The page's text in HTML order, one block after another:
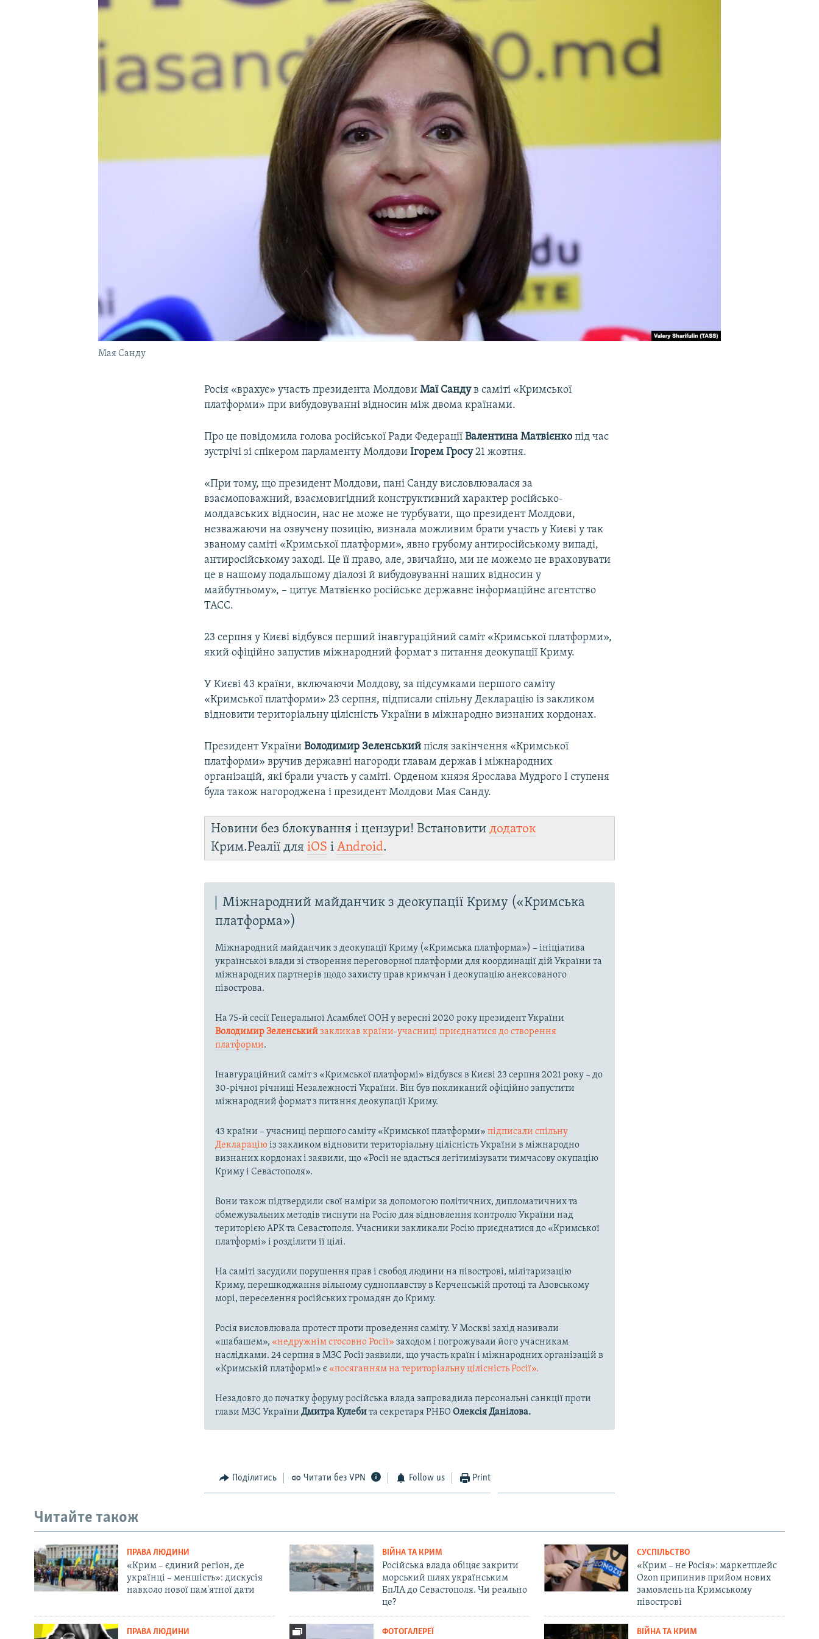
УКРАЇНСЬКА ПРОБЛЕМА КРИМУ
Мая Санду
Росія «врахує» участь президента МолдовиМаї Сандув саміті «Кримської
платформи» при вибудовуванні відносин між двома країнами.
Про це повідомила голова російської Ради ФедераціїВалентина Матвієнко під час
зустрічі зі спікером парламенту МолдовиІгорем Гросу21 жовтня.
«При тому, що президент Молдови, пані Санду висловлювалася за
взаємоповажний, взаємовигідний конструктивний характер російсько-
молдавських відносин, нас не може не турбувати, що президент Молдови,
незважаючи на озвучену позицію, визнала можливим брати участь у Києві у так
званому саміті «Кримської платформи», явно грубому антиросійському випаді,
антиросійському заході. Це її право, але, звичайно, ми не можемо не враховувати
це в нашому подальшому діалозі й вибудовуванні наших відносин у
майбутньому», – цитує Матвієнко російське державне інформаційне агентство
ТАСС.
23 серпня у Києві відбувся перший інавгураційний саміт «Кримської платформи»,
який офіційно запустив міжнародний формат з питання деокупації Криму.
У Києві 43 країни, включаючи Молдову, за підсумками першого саміту
«Кримської платформи» 23 серпня, підписали спільну Декларацію із закликом
відновити територіальну цілісність України в міжнародно визнаних кордонах.
Президент УкраїниВолодимир Зеленський після закінчення «Кримської
платформи» вручив державні нагороди главам держав і міжнародних
організацій, які брали участь у саміті. Орденом князя Ярослава Мудрого I ступеня
була також нагороджена і президент Молдови Мая Санду.
Новини без блокування і цензури! Встановитидодаток
Крим.Реалії дляiOS іAndroid.
Міжнародний майданчик з деокупації Криму («Кримська
платформа»)
Міжнародний майданчик з деокупації Криму («Кримська платформа») – ініціатива
української влади зі створення переговорної платформи для координації дій України та
міжнародних партнерів щодо захисту прав кримчан і деокупацію анексованого
півострова.
На 75-й сесії Генеральної Асамблеї ООН у вересні 2020 року президент України
Володимир Зеленськийзакликав країни-учасниці приєднатися до створення
платформи.
Інавгураційний саміт з «Кримської платформі» відбувся в Києві 23 серпня 2021 року – до
30-річної річниці Незалежності України. Він був покликаний офіційно запустити
міжнародний формат з питання деокупації Криму.
43 країни – учасниці першого саміту «Кримської платформи»підписали спільну
Деклараціюіз закликом відновити територіальну цілісність України в міжнародно
визнаних кордонах і заявили, що «Росії не вдасться легітимізувати тимчасову окупацію
Криму і Севастополя».
Вони також підтвердили свої наміри за допомогою політичних, дипломатичних та
обмежувальних методів тиснути на Росію для відновлення контролю України над
територією АРК та Севастополя. Учасники закликали Росію приєднатися до «Кримської
платформі» і розділити її цілі.
На саміті засудили порушення прав і свобод людини на півострові, мілітаризацію
Криму, перешкоджання вільному судноплавству в Керченській протоці та Азовському
морі, переселення російських громадян до Криму.
Росія висловлювала протест проти проведення саміту. У Москві захід називали
«шабашем», «недружнім стосовно Росії» заходом і погрожували його учасникам
наслідками. 24 серпня в МЗС Росії заявили, що участь країн і міжнародних організацій в
«Кримській платформі» є «посяганням на територіальну цілісність Росії».
Незадовго до початку форуму російська влада запровадила персональні санкції проти
глави МЗС УкраїниДмитра Кулебита секретаря РНБООлексія Данілова.
Поділитись Читати без VPN Follow us Print
Читайте також
ПРАВА ЛЮДИНИ
«Крим – єдиний регіон, де
українці – меншість»: дискусія
навколо нової пам'ятної дати
ВІЙНА ТА КРИМ
Російська влада обіцяє закрити
морський шлях українським
БпЛА до Севастополя. Чи реально
це?
СУСПІЛЬСТВО
«Крим – не Росія»: маркетплейс
Ozon припинив прийом нових
замовлень на Кримському
півострові
ПРАВА ЛЮДИНИ ФОТОГАЛЕРЕЇ ВІЙНА ТА КРИМ